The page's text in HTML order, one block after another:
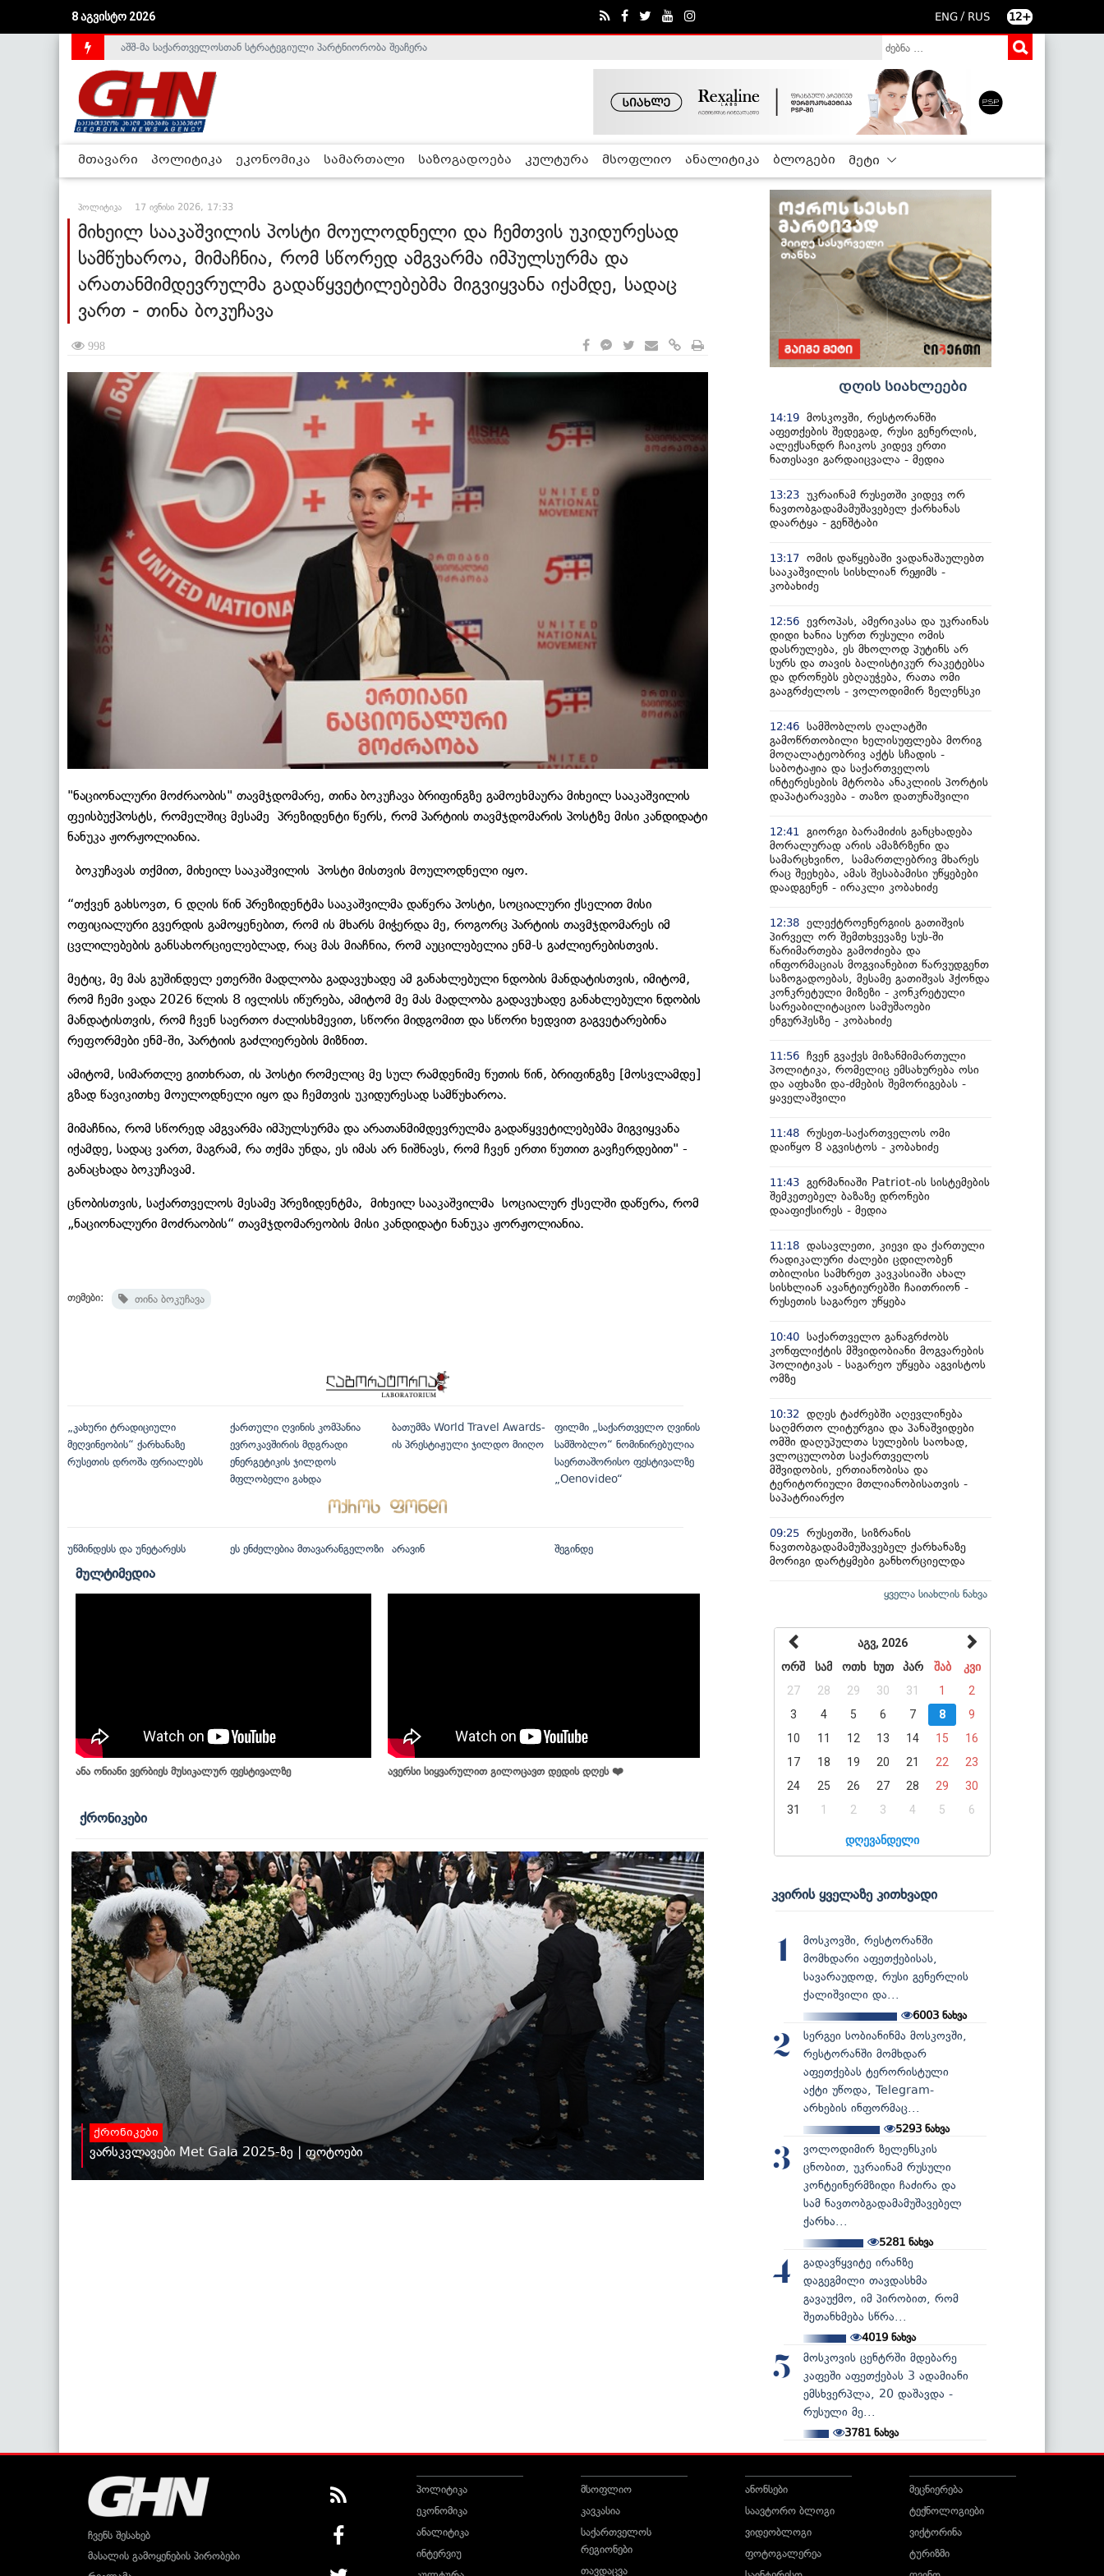
8 აგვისტო 2026 ENG / RUS 12+
საქართველოს დე-ფაქტო მთავრობა არალეგიტიმურია - ჰელსინკის კომისია
აშშ-მა საქართველოსთან სტრატეგიული პარტნიორობა შეაჩერა
მთავარი პოლიტიკა ეკონომიკა სამართალი საზოგადოება კულტურა მსოფლიო ანალიტიკა ბლოგები მეტი
პოლიტიკა 17 ივნისი 2026, 17:33
მიხეილ სააკაშვილის პოსტი მოულოდნელი და ჩემთვის უკიდურესად
სამწუხაროა, მიმაჩნია, რომ სწორედ ამგვარმა იმპულსურმა და
არათანმიმდევრულმა გადაწყვეტილებებმა მიგვიყვანა იქამდე, სადაც
ვართ - თინა ბოკუჩავა
998
"ნაციონალური მოძრაობის" თავმჯდომარე, თინა ბოკუჩავა ბრიფინგზე გამოეხმაურა მიხეილ სააკაშვილის
ფეისბუქპოსტს, რომელშიც მესამე პრეზიდენტი წერს, რომ პარტიის თავმჯდომარის პოსტზე მისი კანდიდატი
ნანუკა ჟორჟოლიანია.
ბოკუჩავას თქმით, მიხეილ სააკაშვილის პოსტი მისთვის მოულოდნელი იყო.
“თქვენ გახსოვთ, 6 დღის წინ პრეზიდენტმა სააკაშვილმა დაწერა პოსტი, სოციალური ქსელით მისი
ოფიციალური გვერდის გამოყენებით, რომ ის მხარს მიჭერდა მე, როგორც პარტიის თავმჯდომარეს იმ
ცვლილებების განსახორციელებლად, რაც მას მიაჩნია, რომ აუცილებელია ენმ-ს გაძლიერებისთვის.
მეტიც, მე მას გუშინდელ ეთერში მადლობა გადავუხადე ამ განახლებული ნდობის მანდატისთვის, იმიტომ,
რომ ჩემი ვადა 2026 წლის 8 ივლისს იწურება, ამიტომ მე მას მადლობა გადავუხადე განახლებული ნდობის
მანდატისთვის, რომ ჩვენ საერთო ძალისხმევით, სწორი მიდგომით და სწორი ხედვით გაგვეტარებინა
რეფორმები ენმ-ში, პარტიის გაძლიერების მიზნით.
ამიტომ, სიმართლე გითხრათ, ის პოსტი რომელიც მე სულ რამდენიმე წუთის წინ, ბრიფინგზე [მოსვლამდე]
გზად წავიკითხე მოულოდნელი იყო და ჩემთვის უკიდურესად სამწუხაროა.
მიმაჩნია, რომ სწორედ ამგვარმა იმპულსურმა და არათანმიმდევრულმა გადაწყვეტილებებმა მიგვიყვანა
იქამდე, სადაც ვართ, მაგრამ, რა თქმა უნდა, ეს იმას არ ნიშნავს, რომ ჩვენ ერთი წუთით გავჩერდებით" -
განაცხადა ბოკუჩავამ.
ცნობისთვის, საქართველოს მესამე პრეზიდენტმა, მიხეილ სააკაშვილმა სოციალურ ქსელში დაწერა, რომ
„ნაციონალური მოძრაობის“ თავმჯდომარეობის მისი კანდიდატი ნანუკა ჟორჟოლიანია.
თემები: თინა ბოკუჩავა
„კახური ტრადიციული
მეღვინეობის“ ქარხანაზე
რუსეთის დროშა ფრიალებს
ქართული ღვინის კომპანია
ევროკავშირის მდგრადი
ენერგეტიკის ჯილდოს
მფლობელი გახდა
ბათუმმა World Travel Awards-
ის პრესტიჟული ჯილდო მიიღო
ფილმი „საქართველო ღვინის
სამშობლო“ ნომინირებულია
საერთაშორისო ფესტივალზე
„Oenovideo“
უწმინდესს და უნეტარესს ეს ენძელებია მთავარანგელოზი არავინ შეგინდე
მულტიმედია
ანა ონიანი ვერბიეს მუსიკალურ ფესტივალზე ავერსი სიყვარულით გილოცავთ დედის დღეს ❤️
ქრონიკები
ქრონიკები
ვარსკვლავები Met Gala 2025-ზე | ფოტოები
დღის სიახლეები
14:19 მოსკოვში, რესტორანში
აფეთქების შედეგად, რუსი გენერლის,
ალექსანდრ ჩაიკოს კიდევ ერთი
ნათესავი გარდაიცვალა - მედია
13:23 უკრაინამ რუსეთში კიდევ ორ
ნავთობგადამამუშავებელ ქარხანას
დაარტყა - გენშტაბი
13:17 ომის დაწყებაში ვადანაშაულებთ
სააკაშვილის სისხლიან რეჟიმს -
კობახიძე
12:56 ევროპას, ამერიკასა და უკრაინას
დიდი ხანია სურთ რუსული ომის
დასრულება, ეს მხოლოდ პუტინს არ
სურს და თავის ბალისტიკურ რაკეტებსა
და დრონებს ებღაუჭება, რათა ომი
გააგრძელოს - ვოლოდიმირ ზელენსკი
12:46 სამშობლოს ღალატში
გამოწრთობილი ხელისუფლება მორიგ
მოღალატეობრივ აქტს სჩადის -
საბოტაჟია და საქართველოს
ინტერესების მტრობა ანაკლიის პორტის
დაპატარავება - თაზო დათუნაშვილი
12:41
გიორგი ბარამიძის განცხადება
მორალურად არის ამაზრზენი და
სამარცხვინო, სამართლებრივ მხარეს
რაც შეეხება, ამას შესაბამისი უწყებები
დაადგენენ - ირაკლი კობახიძე
12:38 ელექტროენერგიის გათიშვის
პირველ ორ შემთხვევაზე სუს-ში
წარიმართება გამოძიება და
ინფორმაციას მოგვიანებით წარვუდგენთ
საზოგადოებას, მესამე გათიშვას ჰქონდა
კონკრეტული მიზეზი - კონკრეტული
სარეაბილიტაციო სამუშაოები
ენგურჰესზე - კობახიძე
11:56 ჩვენ გვაქვს მიზანმიმართული
პოლიტიკა, რომელიც ემსახურება ოსი
და აფხაზი და-ძმების შემორიგებას -
ყაველაშვილი
11:48 რუსეთ-საქართველოს ომი
დაიწყო 8 აგვისტოს - კობახიძე
11:43 გერმანიაში Patriot-ის სისტემების
შემკეთებელ ბაზაზე დრონები
დააფიქსირეს - მედია
11:18 დასავლეთი, კიევი და ქართული
რადიკალური ძალები ცდილობენ
თბილისი სამხრეთ კავკასიაში ახალ
სისხლიან ავანტიურებში ჩაითრიონ -
რუსეთის საგარეო უწყება
10:40 საქართველო განაგრძობს
კონფლიქტის მშვიდობიანი მოგვარების
პოლიტიკას - საგარეო უწყება აგვისტოს
ომზე
10:32
დღეს ტაძრებში აღევლინება
საღმრთო ლიტურგია და პანაშვიდები
ომში დაღუპულთა სულების საოხად,
ვლოცულობთ საქართველოს
მშვიდობის, ერთიანობისა და
ტერიტორიული მთლიანობისათვის -
საპატრიარქო
09:25 რუსეთში, სიზრანის
ნავთობგადამამუშავებელ ქარხანაზე
მორიგი დარტყმები განხორციელდა
ყველა სიახლის ნახვა
აგვ, 2026
ორშ
სამ ოთხ ხუთ პარ შაბ
კვი
27
28 29 30 31 1
2
3
4 5 6 7 8
9
10
11 12 13 14 15
16
17
18 19 20 21 22
23
24
25 26 27 28 29
30
31
1 2 3 4 5 6
დღევანდელი
კვირის ყველაზე კითხვადი
1
მოსკოვში, რესტორანში
მომხდარი აფეთქებისას,
სავარაუდოდ, რუსი გენერლის
ქალიშვილი და...
6003 ნახვა
2
სერგეი სობიანინმა მოსკოვში,
რესტორანში მომხდარ
აფეთქებას ტერორისტული
აქტი უწოდა, Telegram-
არხების ინფორმაც...
5293 ნახვა
3
ვოლოდიმირ ზელენსკის
ცნობით, უკრაინამ რუსული
კონტეინერმზიდი ჩაძირა და
სამ ნავთობგადამამუშავებელ
ქარხა...
5281ნახვა
4
გადავწყვიტე ირანზე
დაგეგმილი თავდასხმა
გავაუქმო, იმ პირობით, რომ
შეთანხმება სწრა...
4019ნახვა
5
მოსკოვის ცენტრში მდებარე
კაფეში აფეთქებას 3 ადამიანი
ემსხვერპლა, 20 დაშავდა -
რუსული მე...
3781 ნახვა
ჩვენს შესახებ
მასალის გამოყენების პირობები
პოლიტიკა
ეკონომიკა
ანალიტიკა
ინტერვიუ
მსოფლიო
კავკასია
საქართველოს
რეგიონები
თავდაცვა
ანონსები
საავტორო ბლოგი
ვიდეობლოგი
ფოტოგალერეა
მეცნიერება
ტექნოლოგიები
ვიქტორინა
ტურიზმი